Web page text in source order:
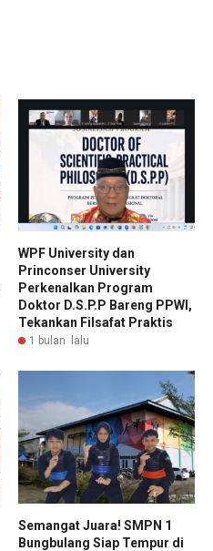
WPF University dan
Princonser University
Perkenalkan Program
Doktor D.S.P.P Bareng PPWI,
Tekankan Filsafat Praktis
1 bulan lalu
Semangat Juara! SMPN 1
Bungbulang Siap Tempur di